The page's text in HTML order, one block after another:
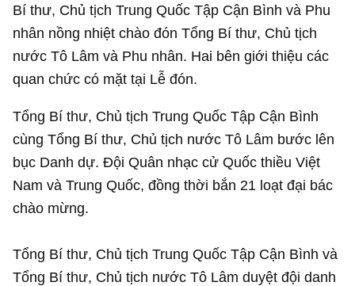
Bí thư, Chủ tịch Trung Quốc Tập Cận Bình và Phu
nhân nồng nhiệt chào đón Tổng Bí thư, Chủ tịch
nước Tô Lâm và Phu nhân. Hai bên giới thiệu các
quan chức có mặt tại Lễ đón.
Tổng Bí thư, Chủ tịch Trung Quốc Tập Cận Bình
cùng Tổng Bí thư, Chủ tịch nước Tô Lâm bước lên
bục Danh dự. Đội Quân nhạc cử Quốc thiều Việt
Nam và Trung Quốc, đồng thời bắn 21 loạt đại bác
chào mừng.
Tổng Bí thư, Chủ tịch Trung Quốc Tập Cận Bình và
Tổng Bí thư, Chủ tịch nước Tô Lâm duyệt đội danh